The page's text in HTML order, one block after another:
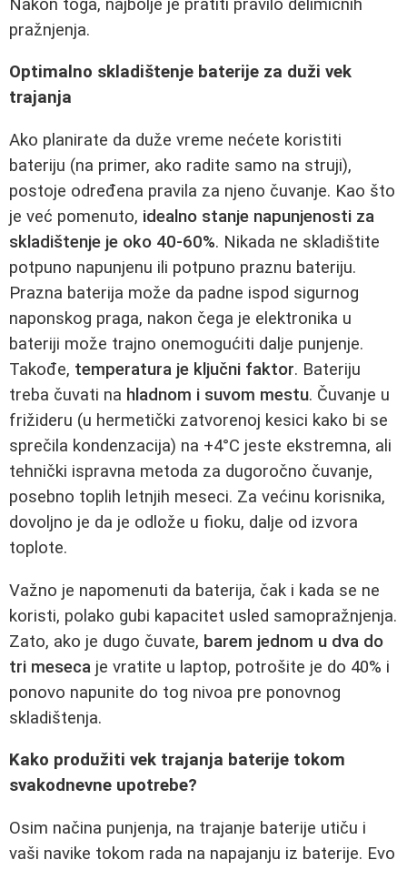
Nakon toga, najbolje je pratiti pravilo delimičnih
pražnjenja.
Optimalno skladištenje baterije za duži vek
trajanja
Ako planirate da duže vreme nećete koristiti
bateriju (na primer, ako radite samo na struji),
postoje određena pravila za njeno čuvanje. Kao što
je već pomenuto, idealno stanje napunjenosti za
skladištenje je oko 40-60%. Nikada ne skladištite
potpuno napunjenu ili potpuno praznu bateriju.
Prazna baterija može da padne ispod sigurnog
naponskog praga, nakon čega je elektronika u
bateriji može trajno onemogućiti dalje punjenje.
Takođe, temperatura je ključni faktor. Bateriju
treba čuvati na hladnom i suvom mestu. Čuvanje u
frižideru (u hermetički zatvorenoj kesici kako bi se
sprečila kondenzacija) na +4°C jeste ekstremna, ali
tehnički ispravna metoda za dugoročno čuvanje,
posebno toplih letnjih meseci. Za većinu korisnika,
dovoljno je da je odlože u fioku, dalje od izvora
toplote.
Važno je napomenuti da baterija, čak i kada se ne
koristi, polako gubi kapacitet usled samopražnjenja.
Zato, ako je dugo čuvate, barem jednom u dva do
tri meseca je vratite u laptop, potrošite je do 40% i
ponovo napunite do tog nivoa pre ponovnog
skladištenja.
Kako produžiti vek trajanja baterije tokom
svakodnevne upotrebe?
Osim načina punjenja, na trajanje baterije utiču i
vaši navike tokom rada na napajanju iz baterije. Evo